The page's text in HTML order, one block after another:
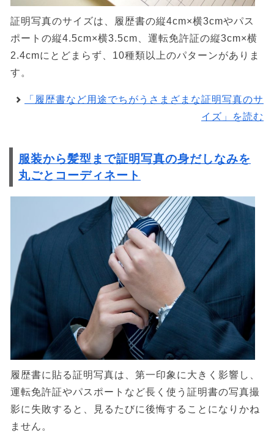
証明写真のサイズは、履歴書の縦4cm×横3cmやパス
ポートの縦4.5cm×横3.5cm、運転免許証の縦3cm×横
2.4cmにとどまらず、10種類以上のパターンがありま
す。
「履歴書など用途でちがうさまざまな証明写真のサ
イズ」を読む
服装から髪型まで証明写真の身だしなみを
丸ごとコーディネート
履歴書に貼る証明写真は、第一印象に大きく影響し、
運転免許証やパスポートなど長く使う証明書の写真撮
影に失敗すると、見るたびに後悔することになりかね
ません。